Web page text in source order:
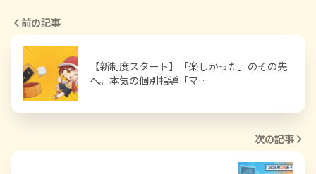
前の記事
【新制度スタート】「楽しかった」のその先
へ。本気の個別指導「マ…
次の記事